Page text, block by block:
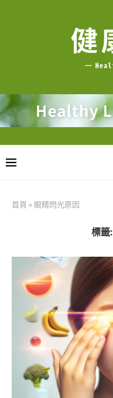
首頁 » 眼睛閃光原因
標籤: